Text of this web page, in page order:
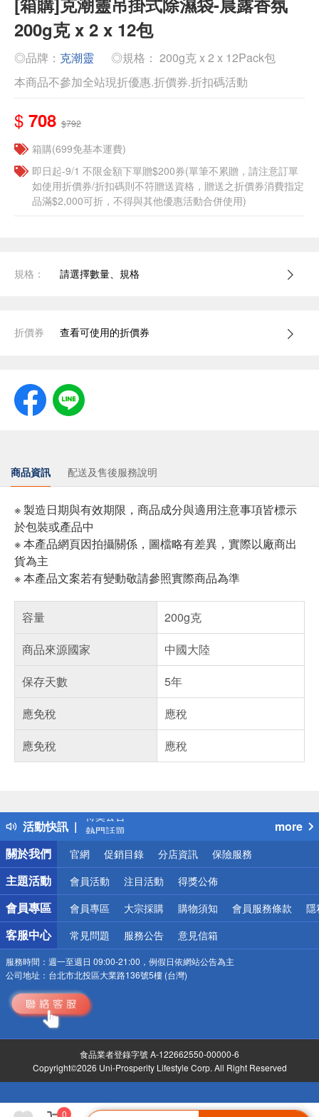
200g克 x 2 x 12包
◎品牌： 克潮靈
◎規格： 200g克 x 2 x 12Pack包
本商品不參加全站現折優惠.折價券.折扣碼活動
$ 708 $792
箱購(699免基本運費)
即日起-9/1 不限金額下單贈$200券(單筆不累贈，請注意訂單
如使用折價券/折扣碼則不符贈送資格，贈送之折價券消費指定
品滿$2,000可折，不得與其他優惠活動合併使用)
0
規格： 請選擇數量、規格
折價券 查看可使用的折價券
商品資訊 配送及售後服務說明
※ 製造日期與有效期限，商品成分與適用注意事項皆標示
於包裝或產品中
※ 本產品網頁因拍攝關係，圖檔略有差異，實際以廠商出
貨為主
※ 本產品文案若有變動敬請參照實際商品為準
容量
200g克
商品來源國家
中國大陸
保存天數
5年
應免稅
應稅
應免稅
應稅
活動快訊
得獎公告
熱門話題
銀行優惠
偏遠地區配送
詐騙網頁！請小心！
more
關於我們
官網 促銷目錄 分店資訊 保險服務
主題活動 會員活動 注目活動 得獎公佈
會員專區 會員專區 大宗採購 購物須知 會員服務條款 隱
客服中心 常見問題 服務公告 意見信箱
服務時間： 週一至週日 09:00-21:00，例假日依網站公告為主
公司地址： 台北市北投區大業路136號5樓 (台灣)
食品業者登錄字號 A-122662550-00000-6
Copyright©2026 Uni-Prosperity Lifestyle Corp. All Right Reserved